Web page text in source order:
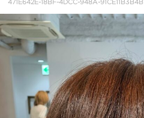
471E642E-18BF-4DCC-948A-91CE11B3B4B1